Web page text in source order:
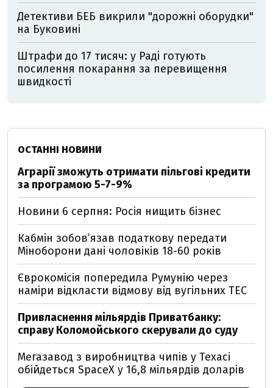
Детективи БЕБ викрили "дорожні оборудки"
на Буковині
Штрафи до 17 тисяч: у Раді готують
посилення покарання за перевищення
швидкості
ОСТАННІ НОВИНИ
Аграрії зможуть отримати пільгові кредити
за програмою 5-7-9%
Новини 6 серпня: Росія нищить бізнес
Кабмін зобовʼязав податкову передати
Міноборони дані чоловіків 18-60 років
Єврокомісія попередила Румунію через
наміри відкласти відмову від вугільних ТЕС
Привласнення мільярдів Приватбанку:
справу Коломойського скерували до суду
Мегазавод з виробництва чипів у Техасі
обійдеться SpaceX у 16,8 мільярдів доларів